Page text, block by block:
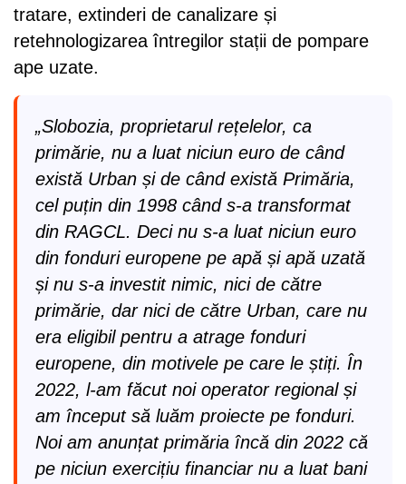
tratare, extinderi de canalizare și
retehnologizarea întregilor stații de pompare
ape uzate.
„Slobozia, proprietarul rețelelor, ca
primărie, nu a luat niciun euro de când
există Urban și de când există Primăria,
cel puțin din 1998 când s-a transformat
din RAGCL. Deci nu s-a luat niciun euro
din fonduri europene pe apă și apă uzată
și nu s-a investit nimic, nici de către
primărie, dar nici de către Urban, care nu
era eligibil pentru a atrage fonduri
europene, din motivele pe care le știți. În
2022, l-am făcut noi operator regional și
am început să luăm proiecte pe fonduri.
Noi am anunțat primăria încă din 2022 că
pe niciun exercițiu financiar nu a luat bani